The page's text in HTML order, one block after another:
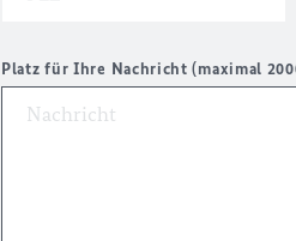
Platz für Ihre Nachricht (maximal